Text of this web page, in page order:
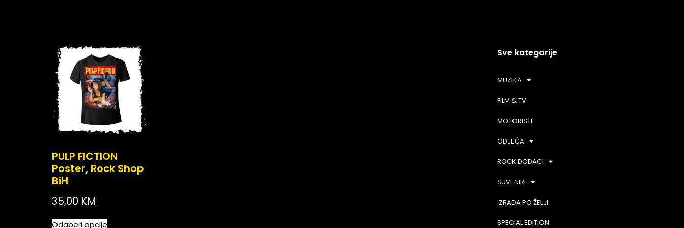
PULP FICTION
Poster, Rock Shop
BiH
35,00 KM
Odaberi opcije
Sve kategorije
MUZIKA
FILM & TV
MOTORISTI
ODJEĆA
ROCK DODACI
SUVENIRI
IZRADA PO ŽELJI
SPECIAL EDITION